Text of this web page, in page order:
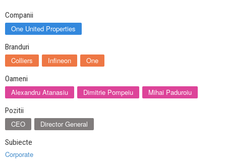
Companii
One United Properties
Branduri
Colliers Infineon One
Oameni
Alexandru Atanasiu Dimitrie Pompeiu Mihai Paduroiu
Pozitii
CEO Director General
Subiecte
Corporate